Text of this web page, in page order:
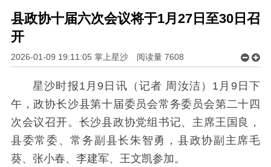
县政协十届六次会议将于1月27日至30日召
开
2026-01-09 19:11:05 掌上星沙 阅读量 7608
星沙时报1月9日讯（记者 周汝洁）1月9日下
午，政协长沙县第十届委员会常务委员会第二十四
次会议召开。长沙县政协党组书记、主席王国良，
县委常委、常务副县长朱智勇，县政协副主席毛
葵、张小春、李建军、王文凯参加。